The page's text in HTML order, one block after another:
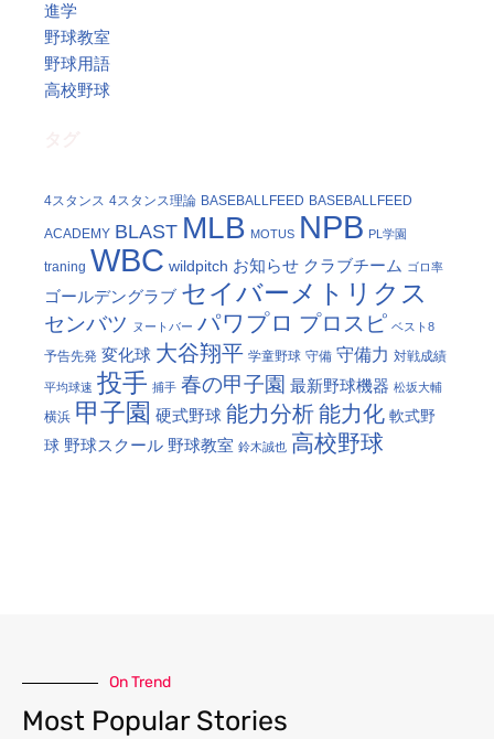
進学
野球教室
野球用語
高校野球
4スタンス 4スタンス理論 BASEBALLFEED BASEBALLFEED
ACADEMY BLAST MLB MOTUS NPB PL学園
traning WBC wildpitch お知らせ クラブチーム ゴロ率
ゴールデングラブ セイバーメトリクス
センバツ ヌートバー パワプロ プロスピ ベスト8
予告先発 変化球 大谷翔平 学童野球 守備 守備力 対戦成績
平均球速 投手 捕手 春の甲子園 最新野球機器 松坂大輔
横浜 甲子園 硬式野球 能力分析能力化 軟式野
球 野球スクール 野球教室 鈴木誠也 高校野球
On Trend
Most Popular Stories